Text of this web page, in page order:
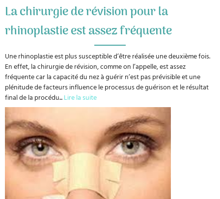
La chirurgie de révision pour la
rhinoplastie est assez fréquente
Une rhinoplastie est plus susceptible d’être réalisée une deuxième fois.
En effet, la chirurgie de révision, comme on l’appelle, est assez
fréquente car la capacité du nez à guérir n’est pas prévisible et une
plénitude de facteurs influence le processus de guérison et le résultat
final de la procédu...Lire la suite